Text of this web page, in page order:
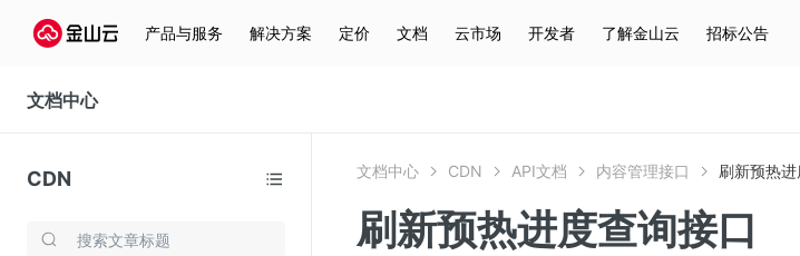
产品与服务 解决方案 定价 文档 云市场 开发者 了解金山云 招标公告
文档中心
CDN
存储与云分发
文档中心 CDN API文档 内容管理接口 刷新预热
刷新预热进度查询接口